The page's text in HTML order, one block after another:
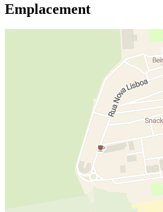
Emplacement